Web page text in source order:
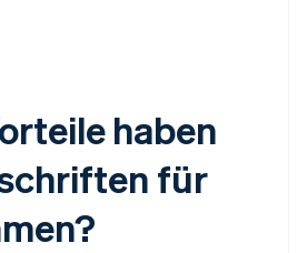
haben
für